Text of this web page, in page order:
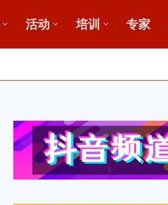
活动 培训 专家